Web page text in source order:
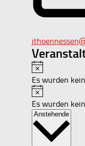
Email
Hinweis
Es wurden
Hinweis
Es wurden
Anstehende